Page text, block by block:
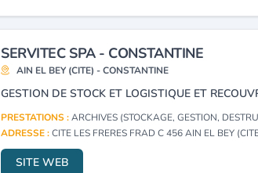
SERVITEC SPA - CONSTANTINE
AIN EL BEY (CITE) - CONSTANTINE
GESTION DE STOCK ET LOGISTIQUE ET
PRESTATIONS :ARCHIVES (STOCKAGE, GESTION,
ADRESSE :CITE LES FRERES FRAD C 456 AIN EL BEY
SITE WEB